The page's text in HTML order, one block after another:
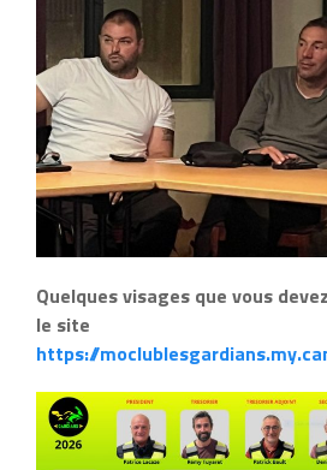
Quelques visages que vous
le site
https://